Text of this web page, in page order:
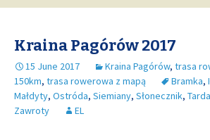
Kraina Pagórów 2017
15 June 2017 Kraina Pagórów, trasa
150km, trasa rowerowa z mapą Bramka,
Małdyty, Ostróda, Siemiany, Słonecznik, Tarda
Zawroty
EL